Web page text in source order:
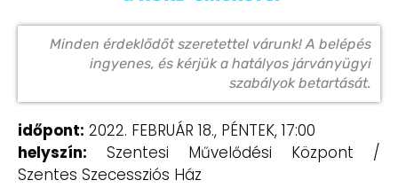
Minden érdeklődőt szeretettel várunk! A belépés
ingyenes, és kérjük a hatályos járványügyi
szabályok betartását.
időpont: 2022. FEBRUÁR 18., PÉNTEK, 17:00
helyszín: Szentesi Művelődési Központ /
Szentes Szecessziós Ház